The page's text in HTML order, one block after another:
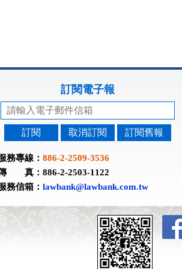
訂閱電子報
訂閱 取消訂閱 訂閱舊報
務專線： 886-2-2509-3536
真：886-2-2503-1122
務信箱： lawbank@lawbank.com.tw